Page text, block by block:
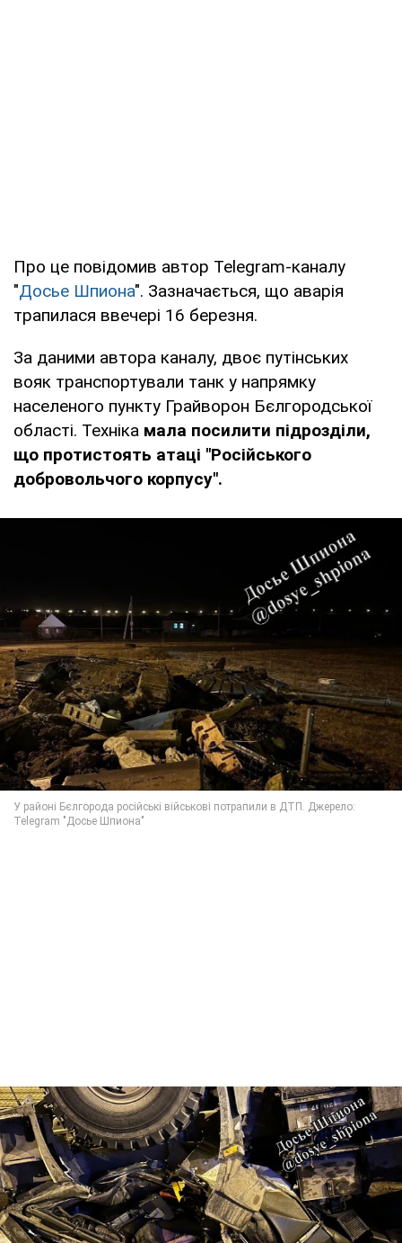
Про це повідомив автор Telegram-каналу
"Досье Шпиона". Зазначається, що аварія
трапилася ввечері 16 березня.
За даними автора каналу, двоє путінських
вояк транспортували танк у напрямку
населеного пункту Грайворон Бєлгородської
області. Техніка мала посилити підрозділи,
що протистоять атаці "Російського
добровольчого корпусу".